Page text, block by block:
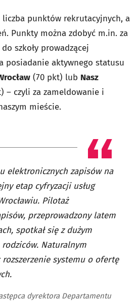
punktów rekrutacyjnych, a
Punkty można zdobyć m.in. za
szkoły prowadzącej
posiadanie aktywnego statusu
(70 pkt) lub Nasz
– czyli za zameldowanie i
mieście.
elektronicznych zapisów na
etap cyfryzacji usług
Pilotaż
przeprowadzony latem
spotkał się z dużym
Naturalnym
systemu o ofertę
dyrektora Departamentu